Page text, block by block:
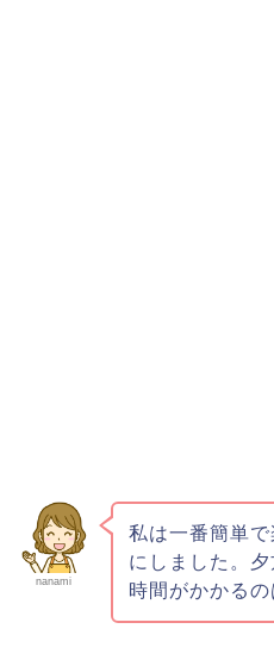
nanami
私は一番簡単
にしました。
時間がかかるの